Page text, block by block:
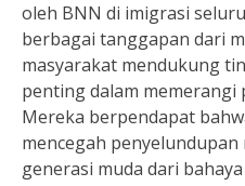
oleh BNN di imigrasi
berbagai tanggapan dari
masyarakat mendukung
penting dalam memerangi
Mereka berpendapat
mencegah
generasi muda dari